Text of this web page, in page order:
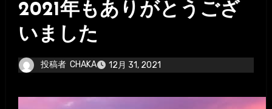
2021年もありがとうござ
いました
投稿者 CHAKA 12月 31, 2021